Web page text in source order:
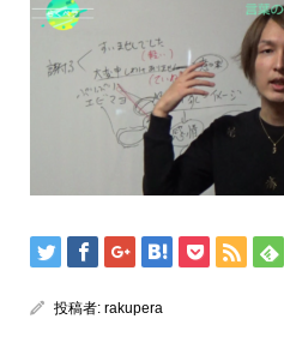
投稿者: rakupera